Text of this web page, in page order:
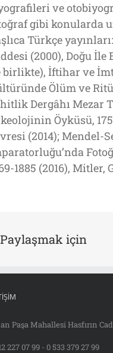
ve
gibi konularda
Türkçe
(2000), Doğu
İftihar ve
Ölüm ve
Dergâhı Mezar
Öyküsü,
(2014); Mendel-
1885 (2016),
Paylaşmak için
Paşa Mahallesi Hasfırın
227 07 99 - 0 533 379 27 99